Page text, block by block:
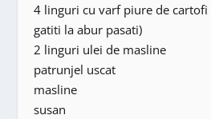
4 linguri cu varf piure de
gatiti la abur pasati)
2 linguri ulei de masline
patrunjel uscat
masline
susan